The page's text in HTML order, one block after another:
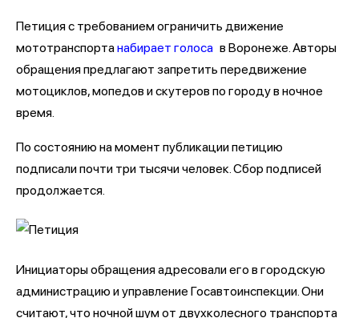
Петиция с требованием ограничить движение
мототранспортанабирает голоса в Воронеже. Авторы
обращения предлагают запретить передвижение
мотоциклов, мопедов и скутеров по городу в ночное
время.
По состоянию на момент публикации петицию
подписали почти три тысячи человек. Сбор подписей
продолжается.
Инициаторы обращения адресовали его в городскую
администрацию и управление Госавтоинспекции. Они
считают, что ночной шум от двухколесного транспорта